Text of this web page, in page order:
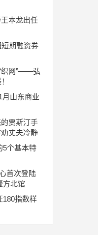
本龙出任
期融资券
织网”——弘
月山东商业
贾斯汀手
丈夫冷静
5个基本特
首次登陆
方北馆
180指数样